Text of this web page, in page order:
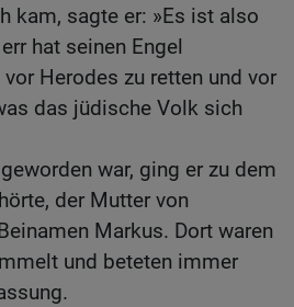
kam, sagte er: »Es ist also
hat seinen Engel
Herodes zu retten und vor
das jüdische Volk sich
war, ging er zu dem
der Mutter von
Markus. Dort waren
und beteten immer